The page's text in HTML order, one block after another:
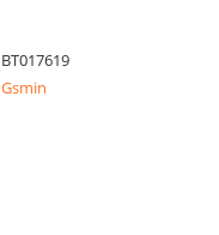
BT017619
Gsmin